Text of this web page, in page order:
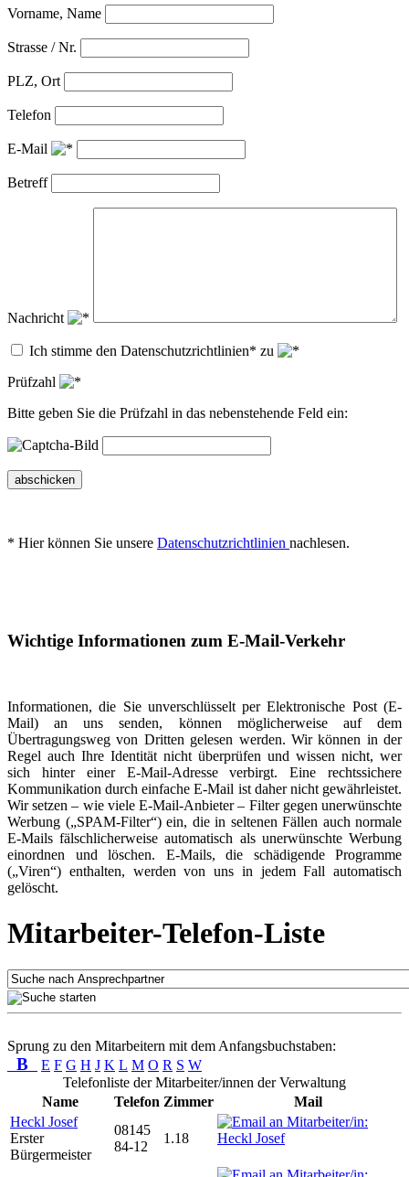
Vorname, Name
Strasse / Nr.
PLZ, Ort
Telefon
E-Mail
Betreff
Nachricht
Ich stimme den Datenschutzrichtlinien* zu
Prüfzahl
Bitte geben Sie die Prüfzahl in das nebenstehende Feld ein:
abschicken
* Hier können Sie unsere Datenschutzrichtlinien nachlesen.
Wichtige Informationen zum E-Mail-Verkehr
Informationen, die Sie unverschlüsselt per Elektronische Post (E-
Mail) an uns senden, können möglicherweise auf dem
Übertragungsweg von Dritten gelesen werden. Wir können in der
Regel auch Ihre Identität nicht überprüfen und wissen nicht, wer
sich hinter einer E-Mail-Adresse verbirgt. Eine rechtssichere
Kommunikation durch einfache E-Mail ist daher nicht gewährleistet.
Wir setzen – wie viele E-Mail-Anbieter – Filter gegen unerwünschte
Werbung („SPAM-Filter“) ein, die in seltenen Fällen auch normale
E-Mails fälschlicherweise automatisch als unerwünschte Werbung
einordnen und löschen. E-Mails, die schädigende Programme
(„Viren“) enthalten, werden von uns in jedem Fall automatisch
gelöscht.
Mitarbeiter-Telefon-Liste
Sprung zu den Mitarbeitern mit dem Anfangsbuchstaben:
B E F G H J K L M O R S W
Telefonliste der Mitarbeiter/innen der Verwaltung
Name
Telefon Zimmer
Mail
Heckl Josef
Erster
Bürgermeister
08145
84-12
1.18